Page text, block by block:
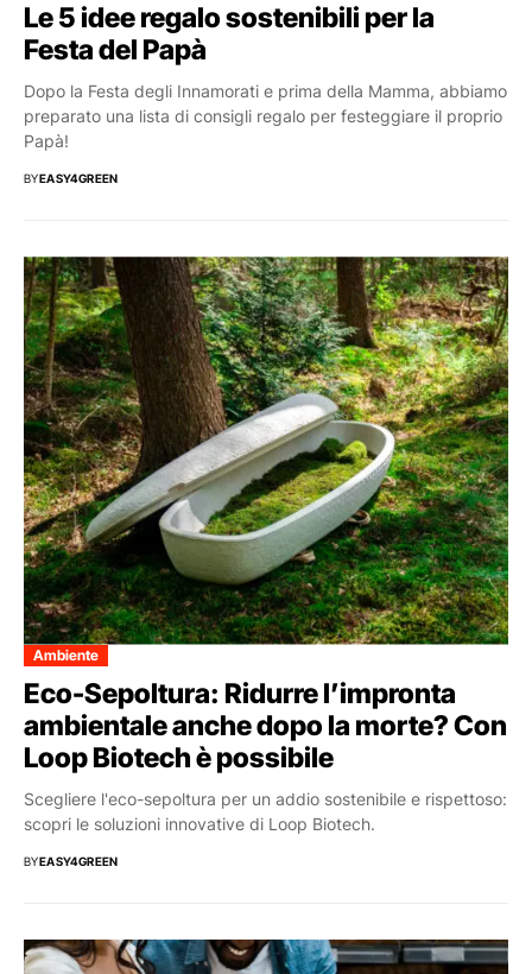
Le 5 idee regalo sostenibili per la
Festa del Papà
Dopo la Festa degli Innamorati e prima della Mamma, abbiamo
preparato una lista di consigli regalo per festeggiare il proprio
Papà!
BYEASY4GREEN
Ambiente
Eco-Sepoltura: Ridurre l’impronta
ambientale anche dopo la morte? Con
Loop Biotech è possibile
Scegliere l'eco-sepoltura per un addio sostenibile e rispettoso:
scopri le soluzioni innovative di Loop Biotech.
BYEASY4GREEN